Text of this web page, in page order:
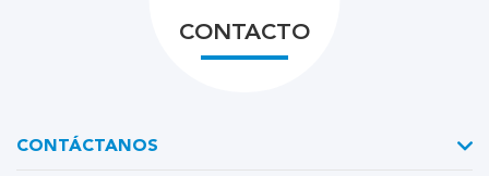
CONTACTO
CONTÁCTANOS